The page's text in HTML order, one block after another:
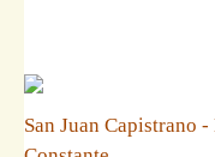
San Juan Capistrano